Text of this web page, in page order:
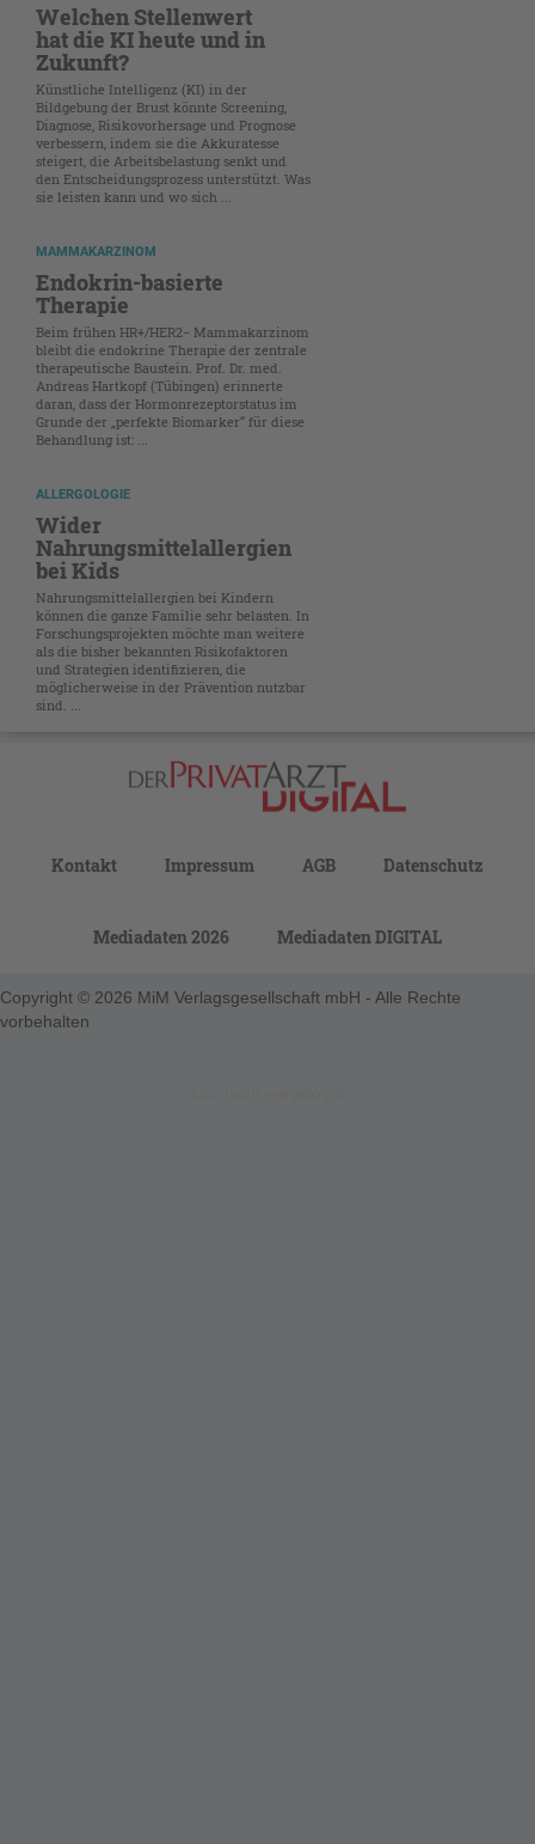
Welchen Stellenwert
hat die KI heute und in
Zukunft?
Künstliche Intelligenz (KI) in der
Bildgebung der Brust könnte Screening,
Diagnose, Risikovorhersage und Prognose
verbessern, indem sie die Akkuratesse
steigert, die Arbeitsbelastung senkt und
den Entscheidungsprozess unterstützt. Was
sie leisten kann und wo sich ...
MAMMAKARZINOM
Endokrin-basierte
Therapie
Beim frühen HR+/HER2− Mammakarzinom
bleibt die endokrine Therapie der zentrale
therapeutische Baustein. Prof. Dr. med.
Andreas Hartkopf (Tübingen) erinnerte
daran, dass der Hormonrezeptorstatus im
Grunde der „perfekte Biomarker“ für diese
Behandlung ist: ...
ALLERGOLOGIE
Wider
Nahrungsmittelallergien
bei Kids
Nahrungsmittelallergien bei Kindern
können die ganze Familie sehr belasten. In
Forschungsprojekten möchte man weitere
als die bisher bekannten Risikofaktoren
und Strategien identifizieren, die
möglicherweise in der Prävention nutzbar
sind. ...
Kontakt Impressum AGB Datenschutz
Mediadaten 2026 Mediadaten DIGITAL
Copyright © 2026 MiM Verlagsgesellschaft mbH - Alle Rechte
vorbehalten